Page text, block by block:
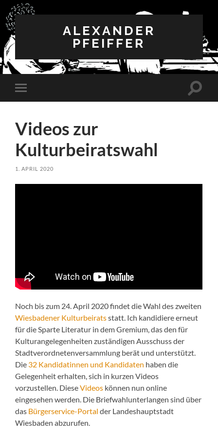
ALEXANDER
PFEIFFER
Mobile-
Menü
Videos zur
Kulturbeiratswahl
1. APRIL 2020
Noch bis zum 24. April 2020 findet die Wahl des zweiten
Wiesbadener Kulturbeiratsstatt. Ich kandidiere erneut
für die Sparte Literatur in dem Gremium, das den für
Kulturangelegenheiten zuständigen Ausschuss der
Stadtverordnetenversammlung berät und unterstützt.
Die 32 Kandidatinnen und Kandidaten haben die
Gelegenheit erhalten, sich in kurzen Videos
vorzustellen. DieseVideos können nun online
eingesehen werden. Die Briefwahlunterlangen sind über
das Bürgerservice-Portal der Landeshauptstadt
Wiesbaden abzurufen.